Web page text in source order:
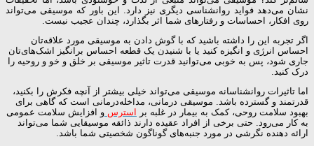
نشان می‌دهد فواید روانشناسی دیگری نیز دارد. این باور که موسیقی می‌تواند
روی افکار، احساسات و رفتارهای شما اثر بگذارد، چندان عجیب نیست.
اگر تجربه‌ این را داشته باشید که با گوش دادن به موسیقی مورد علاقه‌تان
احساس انرژی و انگیزه کنید یا با شنیدن یک قطعه‌ احساس برانگیز اشک‌های‌تان
جاری شود، پس به خوبی می‌توانید قدرت تاثیر موسیقی بر خلق و خو و روحیه را
درک کنید.
اما تاثیرات روانشناسانه‌ موسیقی می‌تواند خیلی بیشتر از آنچه فکرش را بکنید،
قدرتمند و گسترده باشد. موسیقی درمانی، مداخله‌درمانی است که گاهی برای
بهبود سلامت روحی، کمک به بیمار در غلبه بر استرس و افزایش سلامت عمومی
به کار می‌رود. حتی برخی از افراد عقیده دارند ذائقه‌ موسیقایی شما می‌تواند
ارائه دهنده‌ نگرشی در مورد جنبه‌های گوناگون شخصیتی شما باشد.